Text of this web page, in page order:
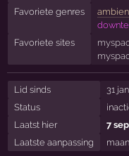
Favoriete genres
Favoriete sites
Lid sinds
31
Status
Laatst hier
7
Laatste aanpassing